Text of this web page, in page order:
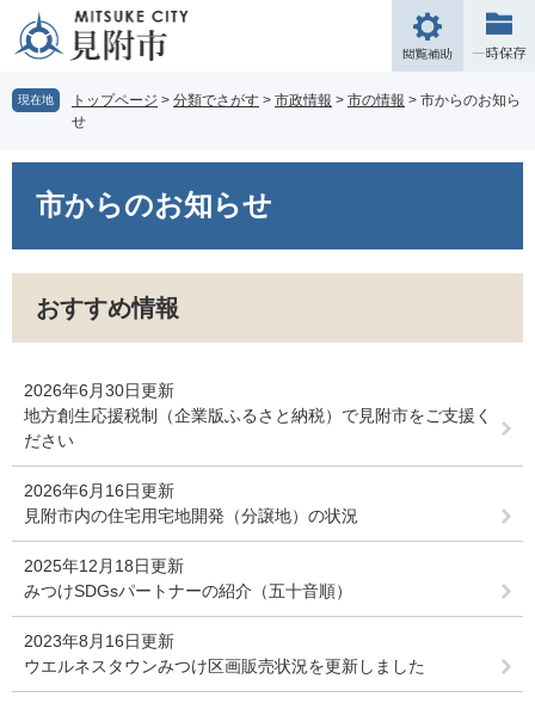
の
先
で
ー
を
ば
閲
覧
補
現在地 トップページ > 分類でさがす > 市政情報 > 市の情報 > 市からのお知ら
せ
市からのお知らせ
おすすめ情報
2026年6月30日更新
地方創生応援税制（企業版ふるさと納税）で見附市をご支援く
ださい
2026年6月16日更新
見附市内の住宅用宅地開発（分譲地）の状況
2025年12月18日更新
みつけSDGsパートナーの紹介（五十音順）
2023年8月16日更新
ウエルネスタウンみつけ区画販売状況を更新しました